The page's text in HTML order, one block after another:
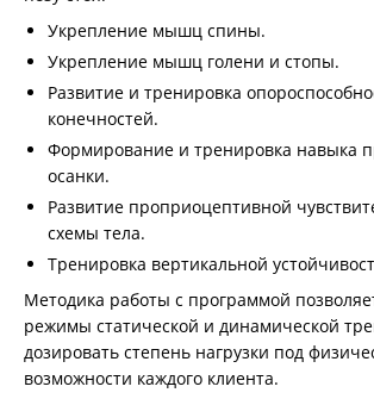
Укрепление мышц спины.
Укрепление мышц голени и стопы.
Развитие и тренировка
конечностей.
Формирование и тренировка навыка
осанки.
Развитие проприоцептивной
схемы тела.
Тренировка вертикальной
Методика работы с программой
режимы статической и динамической
дозировать степень нагрузки под
возможности каждого клиента.